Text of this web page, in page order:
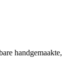
handgemaakte,